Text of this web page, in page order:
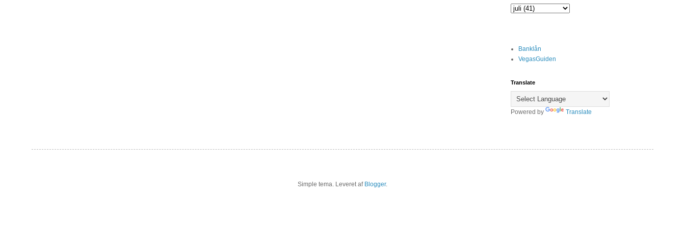
Banklån
VegasGuiden
Translate
Powered by Translate
Simple tema. Leveret af Blogger.